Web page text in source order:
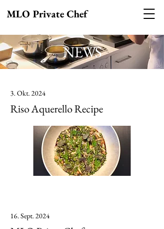
MLO Private Chef
NEWS
3. Okt. 2024
Riso Aquerello Recipe
16. Sept. 2024